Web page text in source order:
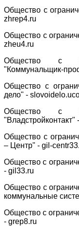
Общество с
zhrep4.ru
Общество с
zheu4.ru
Общество с
"Коммунальщик-
Общество с
дело" -
Общество с
"Владстройконтакт" -
Общество с
– Центр" - gil-
Общество с
- gil33.ru
Общество с
коммунальные
Общество с
- grep8.ru